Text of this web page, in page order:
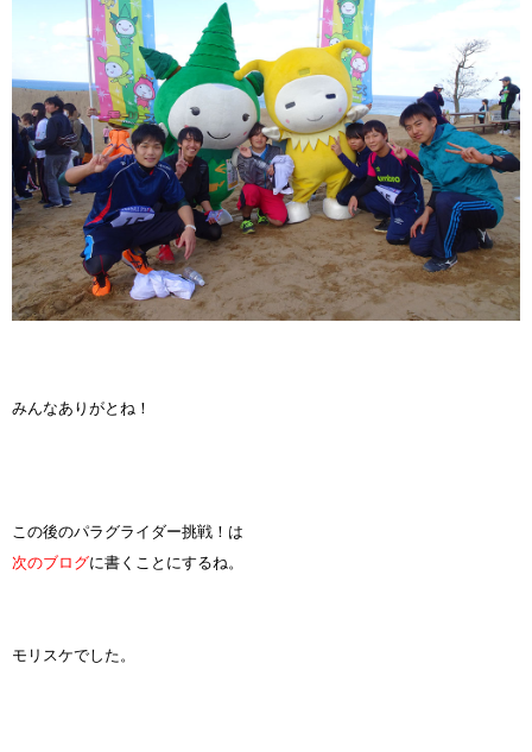
みんなありがとね！
この後のパラグライダー挑戦！は
次のブログに書くことにするね。
モリスケでした。